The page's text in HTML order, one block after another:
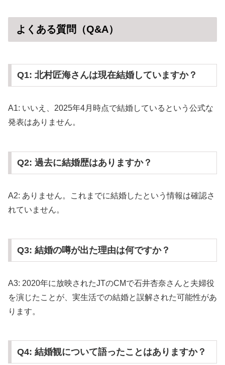
よくある質問（Q&A）
Q1: 北村匠海さんは現在結婚していますか？
A1: いいえ、2025年4月時点で結婚しているという公式な
発表はありません。
Q2: 過去に結婚歴はありますか？
A2: ありません。これまでに結婚したという情報は確認さ
れていません。
Q3: 結婚の噂が出た理由は何ですか？
A3: 2020年に放映されたJTのCMで石井杏奈さんと夫婦役
を演じたことが、実生活での結婚と誤解された可能性があ
ります。
Q4: 結婚観について語ったことはありますか？